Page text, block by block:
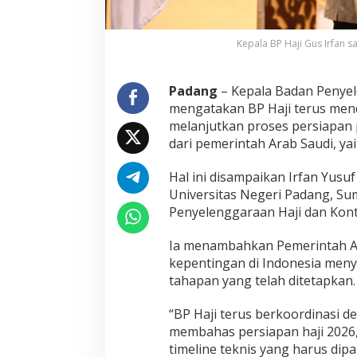
a
r
a
b
a
d
a
H
a
j
i
a
n
K
o
t
r
Kepala BP Haji Gus Irfan
Padang – Kepala Badan
mengatakan BP Haji terus
melanjutkan proses persiapan
dari pemerintah Arab Saudi,
Hal ini disampaikan Irfan
Universitas Negeri Padang,
Penyelenggaraan Haji dan
Ia menambahkan Pemerintah
kepentingan di Indonesia
tahapan yang telah ditetapkan.
“BP Haji terus berkoordinasi
membahas persiapan haji
timeline teknis yang harus